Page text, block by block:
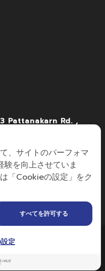
Pattanakarn Rd. ,
MECHANIC CO., LTD. | All
、サイトのパーフォマ
験を向上させていま
「Cookieの設定」をク
すべてを許可する
定